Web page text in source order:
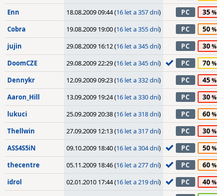
Enn 18.08.2009 09:44 (16 let a 357 dní) PC 35
Cobra 19.08.2009 19:00 (16 let a 355 dní) PC 50
jujin 29.08.2009 16:12 (16 let a 345 dní) PC 30
DoomCZE 29.08.2009 22:29 (16 let a 345 dní) PC 70
Dennykr 12.09.2009 09:23 (16 let a 332 dní) PC 45
Aaron_Hill 13.09.2009 19:24 (16 let a 330 dní) PC 30
lukuci 25.09.2009 20:38 (16 let a 318 dní) PC 60
Thellwin 27.09.2009 12:13 (16 let a 317 dní) PC 30
ASS4S5iN 09.10.2009 18:40 (16 let a 304 dní) PC 50
thecentre 05.11.2009 18:46 (16 let a 277 dní) PC 60
idrol 02.01.2010 17:44 (16 let a 219 dní) PC 40